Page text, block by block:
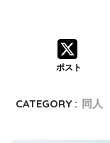
ポスト
CATEGORY : 同人